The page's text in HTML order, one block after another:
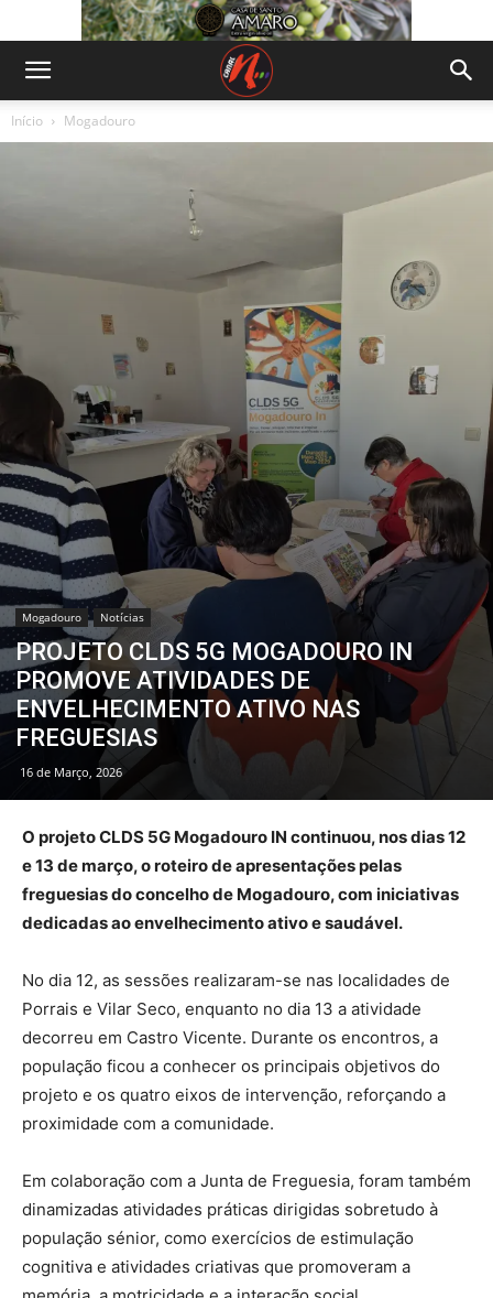
Início Mogadouro
Mogadouro Notícias
PROJETO CLDS 5G MOGADOURO IN
PROMOVE ATIVIDADES DE
ENVELHECIMENTO ATIVO NAS
FREGUESIAS
16 de Março, 2026
O projeto CLDS 5G Mogadouro IN continuou, nos dias 12
e 13 de março, o roteiro de apresentações pelas
freguesias do concelho de Mogadouro, com iniciativas
dedicadas ao envelhecimento ativo e saudável.
No dia 12, as sessões realizaram-se nas localidades de
Porrais e Vilar Seco, enquanto no dia 13 a atividade
decorreu em Castro Vicente. Durante os encontros, a
população ficou a conhecer os principais objetivos do
projeto e os quatro eixos de intervenção, reforçando a
proximidade com a comunidade.
Em colaboração com a Junta de Freguesia, foram também
dinamizadas atividades práticas dirigidas sobretudo à
população sénior, como exercícios de estimulação
cognitiva e atividades criativas que promoveram a